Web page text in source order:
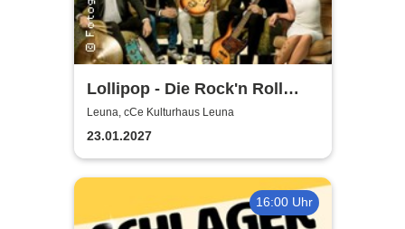
Lollipop - Die Rock'n Roll
Show - präsentiert von der
Wirtschaftswunder-Band
Leuna, cCe Kulturhaus Leuna
23.01.2027
16:00 Uhr